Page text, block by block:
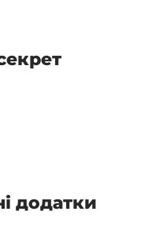
додатки